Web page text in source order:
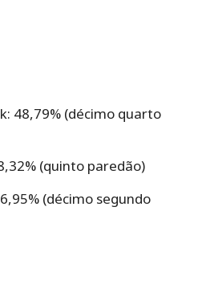
48,79% (décimo quarto
(quinto paredão)
(décimo segundo